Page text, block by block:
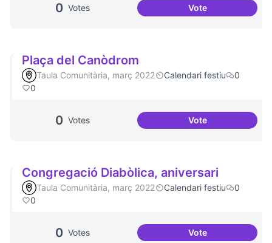
0 Votes VoteDia Mundial de la
Plaça del Canòdrom
Taula Comunitària, març 2022 Calendari festiu
0
0
0 Votes VotePlaça del
Congregació Diabòlica, aniversari
Taula Comunitària, març 2022 Calendari festiu
0
0
0 Votes VoteCongregació